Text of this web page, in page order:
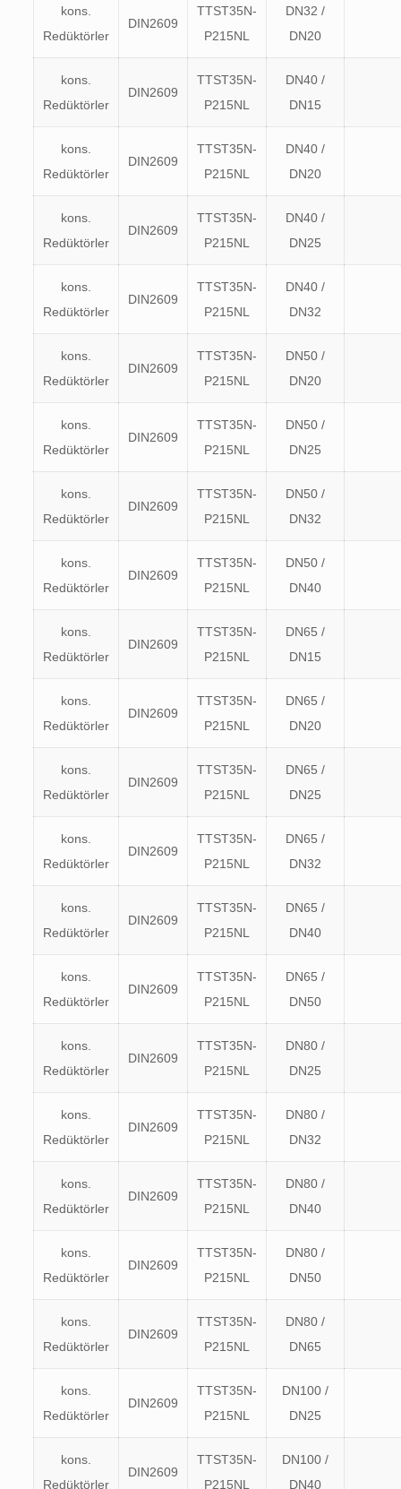
kons.
Redüktörler
DIN2609
TTST35N-
P215NL
DN32 /
DN20
kons.
Redüktörler
DIN2609
TTST35N-
P215NL
DN40 /
DN15
kons.
Redüktörler
DIN2609
TTST35N-
P215NL
DN40 /
DN20
kons.
Redüktörler
DIN2609
TTST35N-
P215NL
DN40 /
DN25
kons.
Redüktörler
DIN2609
TTST35N-
P215NL
DN40 /
DN32
kons.
Redüktörler
DIN2609
TTST35N-
P215NL
DN50 /
DN20
kons.
Redüktörler
DIN2609
TTST35N-
P215NL
DN50 /
DN25
kons.
Redüktörler
DIN2609
TTST35N-
P215NL
DN50 /
DN32
kons.
Redüktörler
DIN2609
TTST35N-
P215NL
DN50 /
DN40
kons.
Redüktörler
DIN2609
TTST35N-
P215NL
DN65 /
DN15
kons.
Redüktörler
DIN2609
TTST35N-
P215NL
DN65 /
DN20
kons.
Redüktörler
DIN2609
TTST35N-
P215NL
DN65 /
DN25
kons.
Redüktörler
DIN2609
TTST35N-
P215NL
DN65 /
DN32
kons.
Redüktörler
DIN2609
TTST35N-
P215NL
DN65 /
DN40
kons.
Redüktörler
DIN2609
TTST35N-
P215NL
DN65 /
DN50
kons.
Redüktörler
DIN2609
TTST35N-
P215NL
DN80 /
DN25
kons.
Redüktörler
DIN2609
TTST35N-
P215NL
DN80 /
DN32
kons.
Redüktörler
DIN2609
TTST35N-
P215NL
DN80 /
DN40
kons.
Redüktörler
DIN2609
TTST35N-
P215NL
DN80 /
DN50
kons.
Redüktörler
DIN2609
TTST35N-
P215NL
DN80 /
DN65
kons.
Redüktörler
DIN2609
TTST35N-
P215NL
DN100 /
DN25
kons.
Redüktörler
DIN2609
TTST35N-
P215NL
DN100 /
DN40